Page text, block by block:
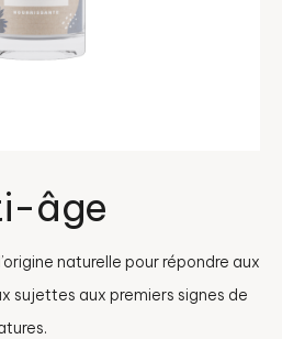
âge
naturelle pour répondre aux
sujettes aux premiers signes de